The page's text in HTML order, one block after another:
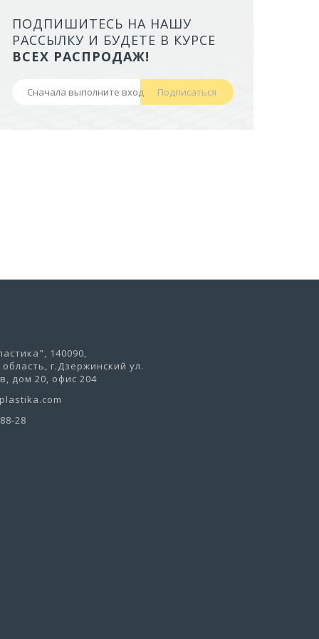
ЛОТОК ALTA ДЛЯ КОШЕК
БОРТАМИ И СЕТКОЙ НА
НОЖКАХ)
ПОДПИШИТЕСЬ НА НАШУ
РАССЫЛКУ И БУДЕТЕ В КУРСЕ
ВСЕХ РАСПРОДАЖ!
Подписаться
140090,
г.Дзержинский ул.
дом 20, офис 204
28